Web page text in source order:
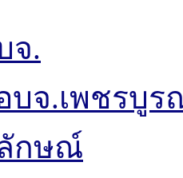
จ.
บจ.เพชรบูร
กษณ์